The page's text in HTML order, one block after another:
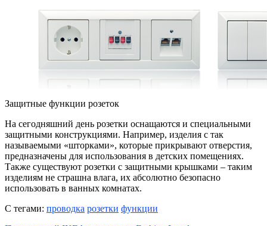
Защитные функции розеток
На сегодняшний день розетки оснащаются и специальными
защитными конструкциями. Например, изделия с так
называемыми «шторками», которые прикрывают отверстия,
предназначены для использования в детских помещениях.
Также существуют розетки с защитными крышками – таким
изделиям не страшна влага, их абсолютно безопасно
использовать в ванных комнатах.
С тегами: проводка розетки функции